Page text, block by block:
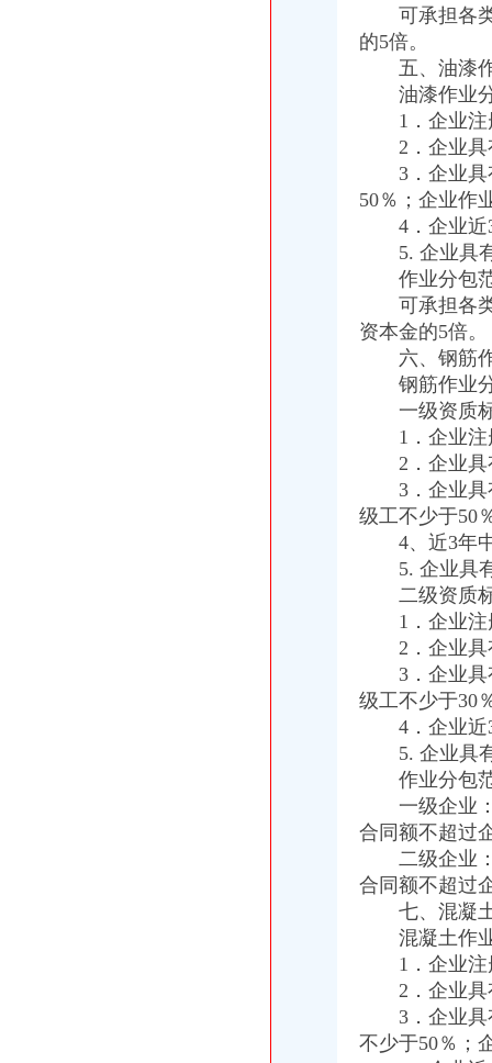
申请海关报关单位注册登记证书,海关报关注册信息年度报告范本,
海关报关单位注册登记证书-荣誉证书-常州市金坛区环宇科学仪器厂
全市重庆海关在哪里安全生产大排查大整大执法专项行动圆满完成
市海关报关登记证书局召开专题会议集中达全国工商行政管理工作会议精
全市工商系统“六个必查”重庆海关注册登记筑牢食品安全监管防线
南川局重庆海关在哪里关注民生促进和谐大力推进12315行政执法体系建设
沙坪坝局在西永微电园开设市级重点项目行政审批“绿通道”重庆海关在哪里
永川局“四个加”海关报关注册登记证书化两节食品市场监管有实效
巴南区工商分局海关报关注册登记证书牵头召开行政执法与刑事司法衔接工作
丰台区公司进出口权办理手续及流程,北京北京市地区国内公司注册供
我市企业减免所得税3.76亿元-拍拍贷官网_中国领先互联网金融P2P网
可承担各类
的5倍。
五、油漆作
油漆作业分
1．企业注
2．企业具有
3．企业具有
50％；企业作
4．企业近3
5. 企业具有
作业分包
可承担各类
资本金的5倍。
六、钢筋作
钢筋作业分
一级资质
1．企业注
2．企业具有
3．企业具有
级工不少于50
4、近3年中
5. 企业具有
二级资质
1．企业注
2．企业具
3．企业具有
级工不少于30
4．企业近3
5. 企业具有
作业分包
一级企业：
合同额不超过
二级企业：
合同额不超过
七、混凝土
混凝土作业
1．企业注
2．企业具有
3．企业具有
不少于50％；